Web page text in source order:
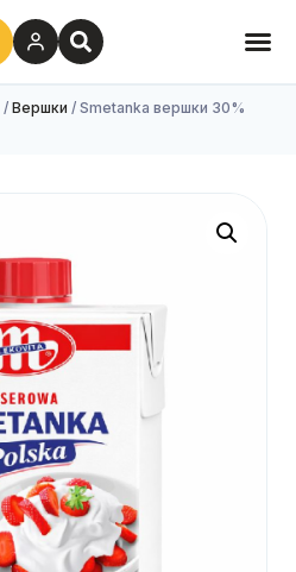
/ Вершки / Smetanka вершки 30%